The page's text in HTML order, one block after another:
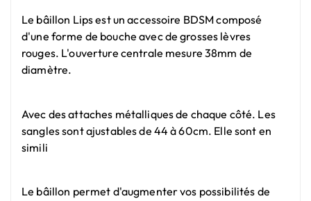
Le bâillon Lips est un accessoire BDSM composé
d'une forme de bouche avec de grosses lèvres
rouges. L'ouverture centrale mesure 38mm de
diamètre.
Avec des attaches métalliques de chaque côté. Les
sangles sont ajustables de 44 à 60cm. Elle sont en
simili
Le bâillon permet d'augmenter vos possibilités de